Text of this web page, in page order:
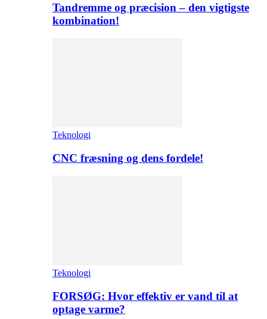
Tandremme og præcision – den vigtigste
kombination!
Teknologi
CNC fræsning og dens fordele!
Teknologi
FORSØG: Hvor effektiv er vand til at
optage varme?